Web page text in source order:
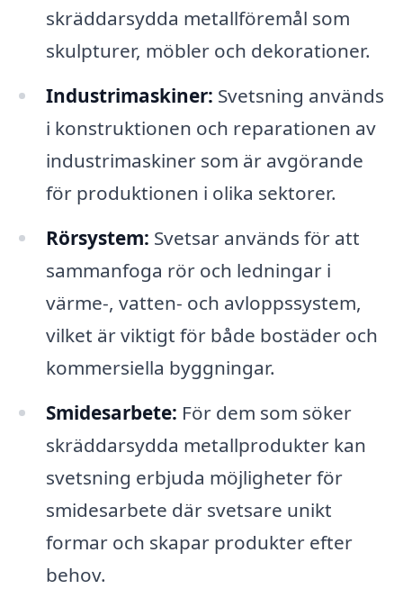
skräddarsydda metallföremål som
skulpturer, möbler och dekorationer.
Industrimaskiner: Svetsning används
i konstruktionen och reparationen av
industrimaskiner som är avgörande
för produktionen i olika sektorer.
Rörsystem: Svetsar används för att
sammanfoga rör och ledningar i
värme-, vatten- och avloppssystem,
vilket är viktigt för både bostäder och
kommersiella byggningar.
Smidesarbete: För dem som söker
skräddarsydda metallprodukter kan
svetsning erbjuda möjligheter för
smidesarbete där svetsare unikt
formar och skapar produkter efter
behov.